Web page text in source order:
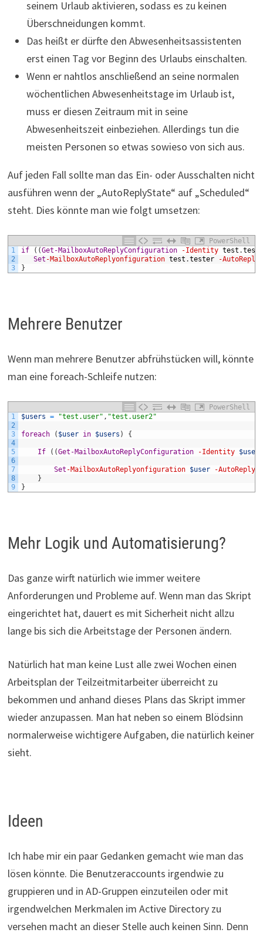
seinem Urlaub aktivieren, sodass es zu keinen
Überschneidungen kommt.
Das heißt er dürfte den Abwesenheitsassistenten
erst einen Tag vor Beginn des Urlaubs einschalten.
Wenn er nahtlos anschließend an seine normalen
wöchentlichen Abwesenheitstage im Urlaub ist,
muss er diesen Zeitraum mit in seine
Abwesenheitszeit einbeziehen. Allerdings tun die
meisten Personen so etwas sowieso von sich aus.
Auf jeden Fall sollte man das Ein- oder Ausschalten nicht
ausführen wenn der „AutoReplyState“ auf „Scheduled“
steht. Dies könnte man wie folgt umsetzen:
PowerShell
1
2
3
if ( (Get-MailboxAutoReplyConfiguration -Identity test .
Set -MailboxAutoReplyonfiguration test .tester
-
}
Mehrere Benutzer
Wenn man mehrere Benutzer abfrühstücken will, könnte
man eine foreach-Schleife nutzen:
PowerShell
1
2
3
4
5
6
7
8
9
$users = "test.user" , "test.user2"
foreach ( $user in $users ) {
If ( (Get-MailboxAutoReplyConfiguration -Identity $user
Set -MailboxAutoReplyonfiguration $user
-
}
}
Mehr Logik und Automatisierung?
Das ganze wirft natürlich wie immer weitere
Anforderungen und Probleme auf. Wenn man das Skript
eingerichtet hat, dauert es mit Sicherheit nicht allzu
lange bis sich die Arbeitstage der Personen ändern.
Natürlich hat man keine Lust alle zwei Wochen einen
Arbeitsplan der Teilzeitmitarbeiter überreicht zu
bekommen und anhand dieses Plans das Skript immer
wieder anzupassen. Man hat neben so einem Blödsinn
normalerweise wichtigere Aufgaben, die natürlich keiner
sieht.
Ideen
Ich habe mir ein paar Gedanken gemacht wie man das
lösen könnte. Die Benutzeraccounts irgendwie zu
gruppieren und in AD-Gruppen einzuteilen oder mit
irgendwelchen Merkmalen im Active Directory zu
versehen macht an dieser Stelle auch keinen Sinn. Denn